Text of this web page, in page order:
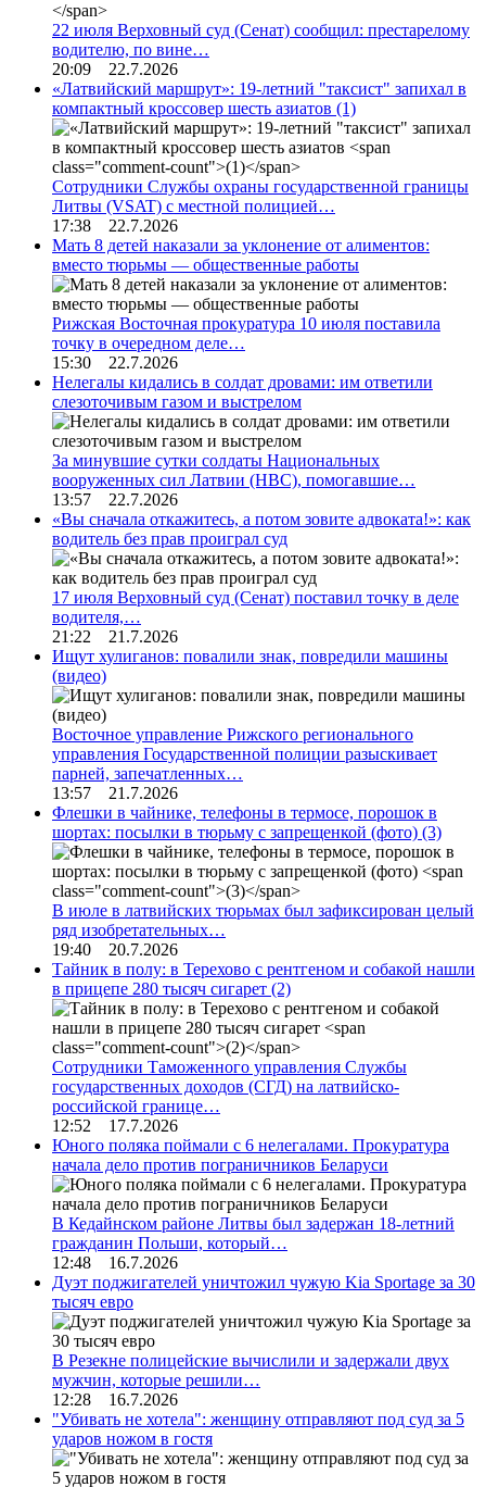
22 июля Верховный суд (Сенат) сообщил: престарелому
водителю, по вине…
20:09 22.7.2026
«Латвийский маршрут»: 19-летний "таксист" запихал в
компактный кроссовер шесть азиатов (1)
Сотрудники Службы охраны государственной границы
Литвы (VSAT) с местной полицией…
17:38 22.7.2026
Мать 8 детей наказали за уклонение от алиментов:
вместо тюрьмы — общественные работы
Рижская Восточная прокуратура 10 июля поставила
точку в очередном деле…
15:30 22.7.2026
Нелегалы кидались в солдат дровами: им ответили
слезоточивым газом и выстрелом
За минувшие сутки солдаты Национальных
вооруженных сил Латвии (НВС), помогавшие…
13:57 22.7.2026
«Вы сначала откажитесь, а потом зовите адвоката!»: как
водитель без прав проиграл суд
17 июля Верховный суд (Сенат) поставил точку в деле
водителя,…
21:22 21.7.2026
Ищут хулиганов: повалили знак, повредили машины
(видео)
Восточное управление Рижского регионального
управления Государственной полиции разыскивает
парней, запечатленных…
13:57 21.7.2026
Флешки в чайнике, телефоны в термосе, порошок в
шортах: посылки в тюрьму с запрещенкой (фото) (3)
В июле в латвийских тюрьмах был зафиксирован целый
ряд изобретательных…
19:40 20.7.2026
Тайник в полу: в Терехово с рентгеном и собакой нашли
в прицепе 280 тысяч сигарет (2)
Сотрудники Таможенного управления Службы
государственных доходов (СГД) на латвийско-
российской границе…
12:52 17.7.2026
Юного поляка поймали с 6 нелегалами. Прокуратура
начала дело против пограничников Беларуси
В Кедайнском районе Литвы был задержан 18-летний
гражданин Польши, который…
12:48 16.7.2026
Дуэт поджигателей уничтожил чужую Kia Sportage за 30
тысяч евро
В Резекне полицейские вычислили и задержали двух
мужчин, которые решили…
12:28 16.7.2026
"Убивать не хотела": женщину отправляют под суд за 5
ударов ножом в гостя